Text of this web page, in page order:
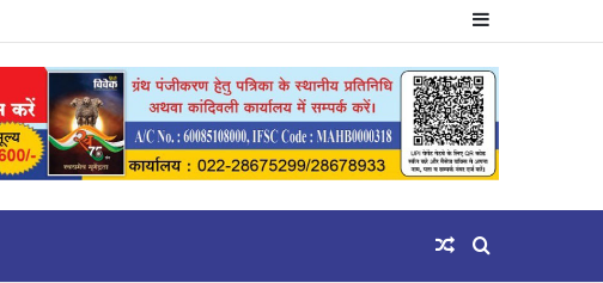
Sidebar
Search
Random